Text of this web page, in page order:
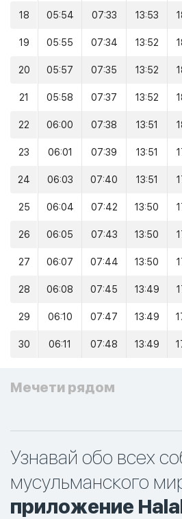
18 05:54 07:33 13:53
19 05:55 07:34 13:52
20 05:57 07:35 13:52
21 05:58 07:37 13:52
22 06:00 07:38 13:51
23 06:01 07:39 13:51
24 06:03 07:40 13:51
25 06:04 07:42 13:50
26 06:05 07:43 13:50
27 06:07 07:44 13:50
28 06:08 07:45 13:49
29 06:10 07:47 13:49
30 06:11 07:48 13:49
Мечети рядом
Узнавай обо всех
мусульманского
приложение